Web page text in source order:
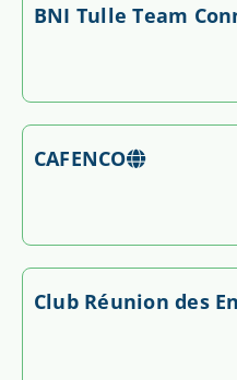
BNI Tulle Team
CAFENCO
Club Réunion des